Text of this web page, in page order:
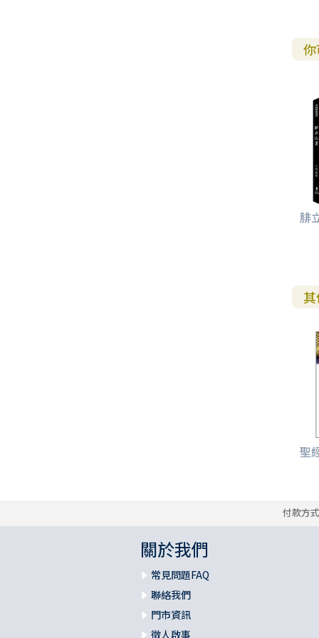
腓
聖
付款方
關於我們
常見問題FAQ
聯絡我們
門市資訊
徵人啟事